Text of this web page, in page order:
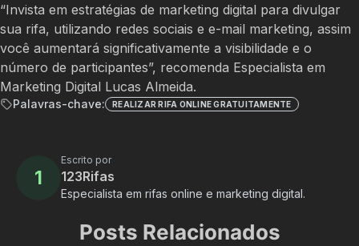
“Invista em estratégias de marketing digital para divulgar
sua rifa, utilizando redes sociais e e-mail marketing, assim
você aumentará significativamente a visibilidade e o
número de participantes”, recomenda Especialista em
Marketing Digital Lucas Almeida.
Palavras-chave: REALIZAR RIFA ONLINE GRATUITAMENTE
1
Escrito por
123Rifas
Especialista em rifas online e marketing digital.
Posts Relacionados